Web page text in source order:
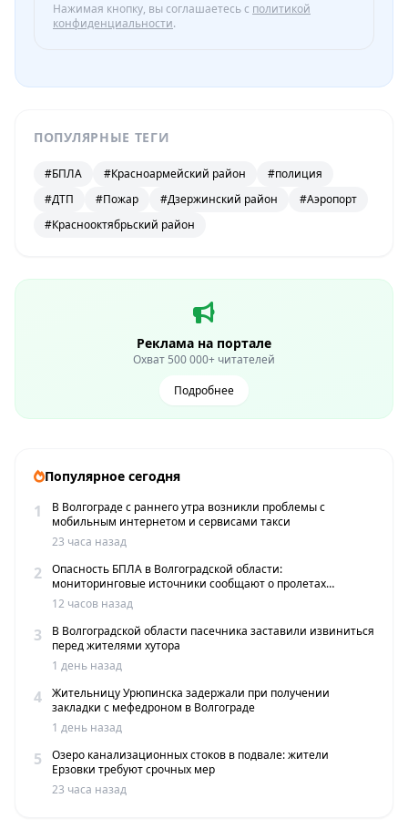
Нажимая кнопку, вы соглашаетесь с политикой
конфиденциальности.
ПОПУЛЯРНЫЕ ТЕГИ
#БПЛА #Красноармейский район
#полиция
#ДТП
#Пожар #Дзержинский район
#Аэропорт
#Краснооктябрьский район
Реклама на портале
Охват 500 000+ читателей
Подробнее
Популярное сегодня
1
В Волгограде с раннего утра возникли проблемы с
мобильным интернетом и сервисами такси
23 часа назад
2
Опасность БПЛА в Волгоградской области:
мониторинговые источники сообщают о пролетах
беспилотников
12 часов назад
3
В Волгоградской области пасечника заставили извиниться
перед жителями хутора
1 день назад
4
Жительницу Урюпинска задержали при получении
закладки с мефедроном в Волгограде
1 день назад
5
Озеро канализационных стоков в подвале: жители
Ерзовки требуют срочных мер
23 часа назад